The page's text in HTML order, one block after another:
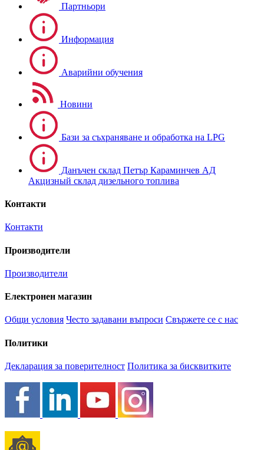
Партньори
Информация
Аварийни обучения
Новини
Бази за съхраняване и обработка на LPG
Данъчен склад Петър Караминчев АД
Акцизный склад дизельного топлива
Контакти
Контакти
Производители
Производители
Електронен магазин
Общи условия Често задавани въпроси Свържете се с нас
Политики
Декларация за поверителност Политика за бисквитките